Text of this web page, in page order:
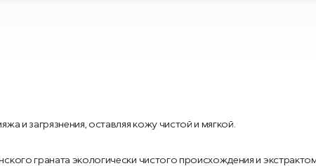
и загрязнения, оставляя кожу чистой и мягкой.
граната экологически чистого происхождения и